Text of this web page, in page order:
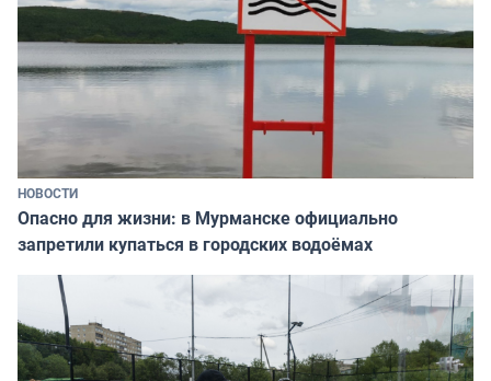
НОВОСТИ
Опасно для жизни: в Мурманске официально
запретили купаться в городских водоёмах